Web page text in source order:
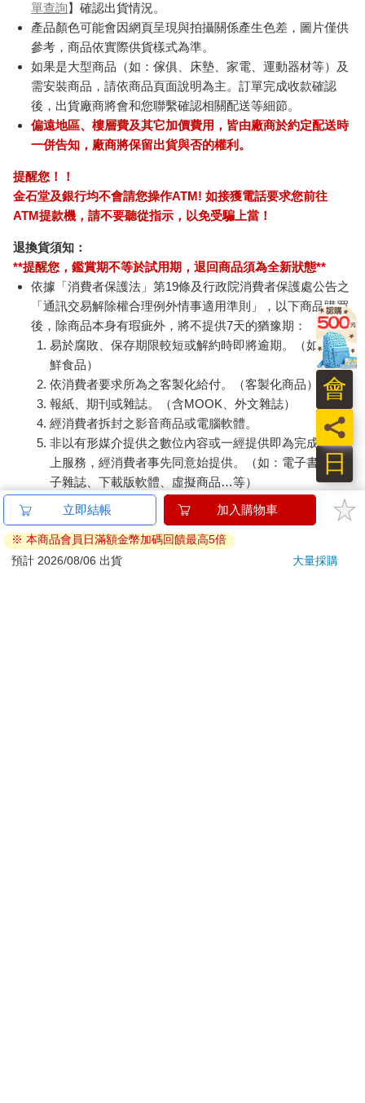
單查詢】確認出貨情況。
產品顏色可能會因網頁呈現與拍攝關係產生色差，圖片僅供
參考，商品依實際供貨樣式為準。
如果是大型商品（如：傢俱、床墊、家電、運動器材等）及
需安裝商品，請依商品頁面說明為主。訂單完成收款確認
後，出貨廠商將會和您聯繫確認相關配送等細節。
偏遠地區、樓層費及其它加價費用，皆由廠商於約定配送時
一併告知，廠商將保留出貨與否的權利。
提醒您！！
金石堂及銀行均不會請您操作ATM! 如接獲電話要求您前往
ATM提款機，請不要聽從指示，以免受騙上當！
退換貨須知：
**提醒您，鑑賞期不等於試用期，退回商品須為全新狀態**
依據「消費者保護法」第19條及行政院消費者保護處公告之
「通訊交易解除權合理例外情事適用準則」，以下商品購買
後，除商品本身有瑕疵外，將不提供7天的猶豫期：
易於腐敗、保存期限較短或解約時即將逾期。（如：生
鮮食品）
依消費者要求所為之客製化給付。（客製化商品）
報紙、期刊或雜誌。（含MOOK、外文雜誌）
經消費者拆封之影音商品或電腦軟體。
非以有形媒介提供之數位內容或一經提供即為完成之線
上服務，經消費者事先同意始提供。（如：電子書、電
子雜誌、下載版軟體、虛擬商品…等）
已拆封之個人衛生用品。（如：內衣褲、刮鬍刀、除毛
刀…等）
若非上列種類商品，均享有到貨7天的猶豫期（含例假
日）。
日
員
會